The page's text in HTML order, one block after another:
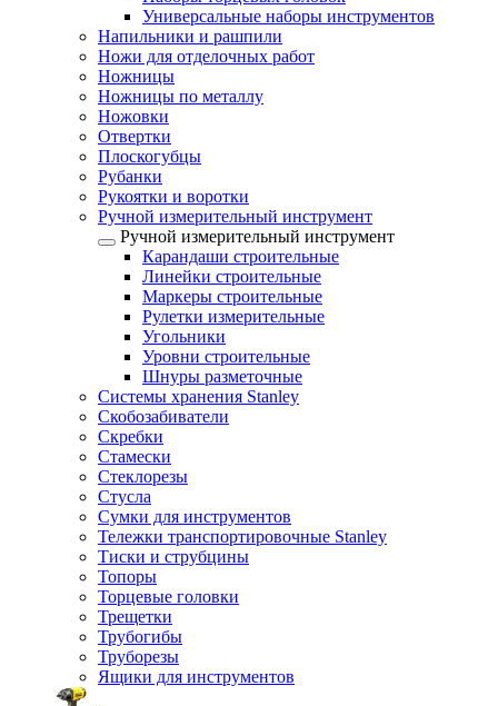
Универсальные наборы инструментов
Напильники и рашпили
Ножи для отделочных работ
Ножницы
Ножницы по металлу
Ножовки
Отвертки
Плоскогубцы
Рубанки
Рукоятки и воротки
Ручной измерительный инструмент
Ручной измерительный инструмент
Карандаши строительные
Линейки строительные
Маркеры строительные
Рулетки измерительные
Угольники
Уровни строительные
Шнуры разметочные
Системы хранения Stanley
Скобозабиватели
Скребки
Стамески
Стеклорезы
Стусла
Сумки для инструментов
Тележки транспортировочные Stanley
Тиски и струбцины
Топоры
Торцевые головки
Трещетки
Трубогибы
Труборезы
Ящики для инструментов